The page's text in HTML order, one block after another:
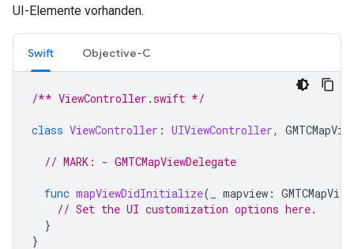
UI-Elemente vorhanden.
Swift Objective-C
/** ViewController.swift */
class ViewController : UIViewController,
// MARK: - GMTCMapViewDelegate
func mapViewDidInitialize( mapview : GMTCMapView
// Set the UI customization options here.
}
}